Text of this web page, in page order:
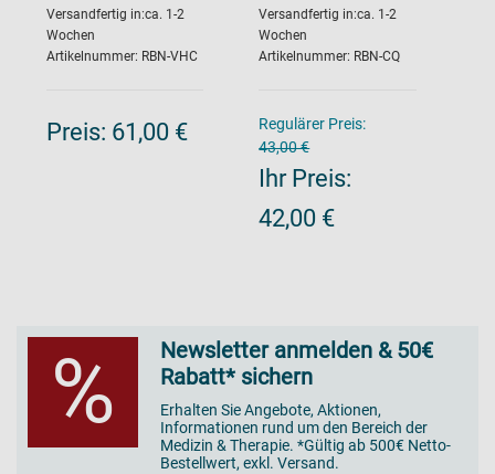
Versandfertig in:ca. 1-2
Wochen
Artikelnummer: RBN-VHC
Preis: 61,00 €
Versandfertig in:ca. 1-2
Wochen
Artikelnummer: RBN-CQ
Regulärer Preis:
43,00 €
Ihr Preis:
42,00 €
%
Newsletter anmelden & 50€
Rabatt* sichern
Erhalten Sie Angebote, Aktionen,
Informationen rund um den Bereich der
Medizin & Therapie. *Gültig ab 500€ Netto-
Bestellwert, exkl. Versand.